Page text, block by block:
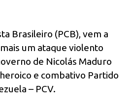
Brasileiro (PCB), vem a
um ataque violento
de Nicolás Maduro
e combativo Partido
– PCV.